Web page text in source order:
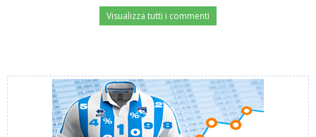
Visualizza tutti i commenti